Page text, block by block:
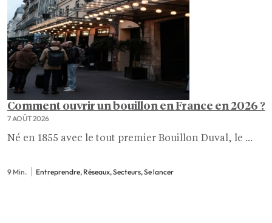
Comment ouvrir un bouillon en France en 2026 ?
7 AOÛT 2026
Né en 1855 avec le tout premier Bouillon Duval, le ...
9 Min. Entreprendre, Réseaux, Secteurs, Se lancer